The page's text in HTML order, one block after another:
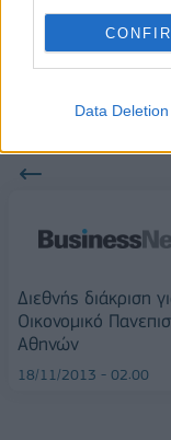
Data Deletion
Διεθνής διάκριση
Οικονομικό
Αθηνών
18/11/2013 - 02:00